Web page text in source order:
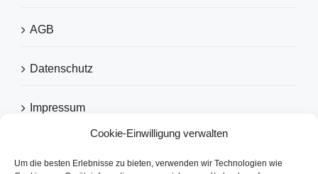
Cookie-Einwilligung verwalten
Um die besten Erlebnisse zu bieten, verwenden wir Technologien wie
AGB
Datenschutz
Impressum
EMPFOHLEN VON